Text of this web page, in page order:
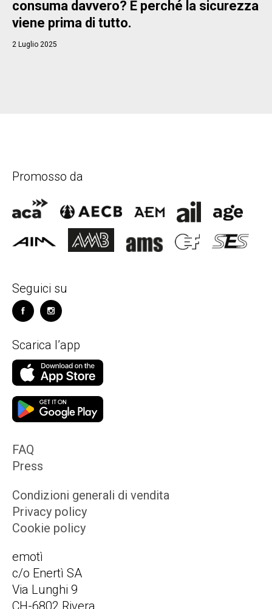
consuma davvero? E perché la sicurezza
viene prima di tutto.
2 Luglio 2025
Promosso da
Seguici su
Scarica l’app
FAQ
Press
Condizioni generali di vendita
Privacy policy
Cookie policy
emotì
c/o Enertì SA
Via Lunghi 9